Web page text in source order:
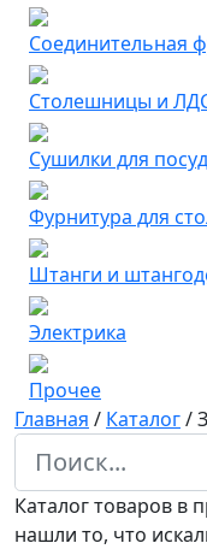
Соединительная
Столешницы и
Сушилки для
Фурнитура для
Штанги и
Электрика
Прочее
Главная / Каталог/
Каталог товаров в
нашли то, что